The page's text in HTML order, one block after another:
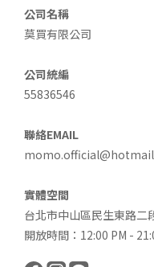
公司名稱
莫買有限公司
公司統編
55836546
聯絡EMAIL
實體空間
台北市中山區民生東路二
開放時間：12:00 PM -